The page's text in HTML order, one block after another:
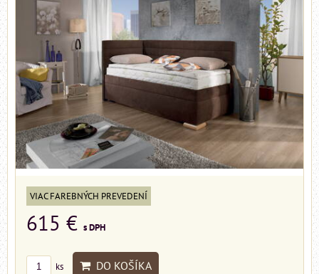
VIAC FAREBNÝCH PREVEDENÍ
615 € s DPH
ks DO KOŠÍKA